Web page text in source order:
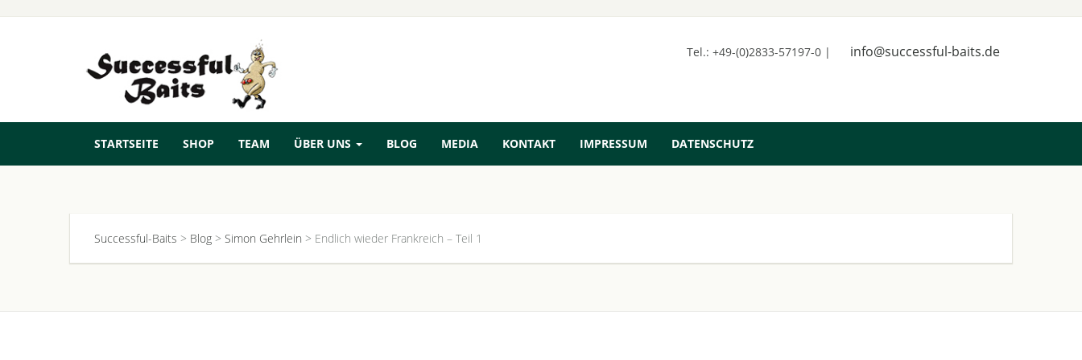
Tel.: +49-(0)2833-57197-0 | info@successful-baits.de
STARTSEITE SHOP TEAM ÜBER UNS BLOG MEDIA KONTAKT IMPRESSUM DATENSCHUTZ
Successful-Baits > Blog > Simon Gehrlein > Endlich wieder Frankreich – Teil 1